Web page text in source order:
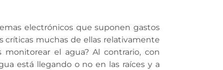
electrónicos que suponen gastos
muchas de ellas relativamente
el agua? Al contrario, con
está llegando o no en las raíces y a